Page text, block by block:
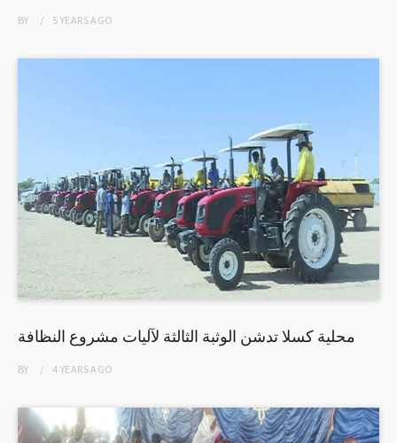
BY 5 YEARSAGO
محلية كسلا تدشن الوثبة الثالثة لآليات مشروع النظافة
BY 4 YEARSAGO